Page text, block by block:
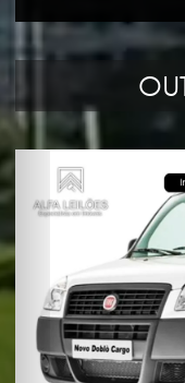
Débitos
débitos
o imóvel será
Arrematante.
Observações:
1)CONDIÇÕES
utilização de
2)PAGAMENTO:
deverá ser
por meio de
eletrônica, no
do leilão. Em até
Leilão, o
instruções para
3)COMISSÃO DO
pagar a título de